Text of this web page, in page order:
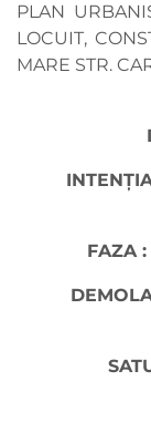
PLAN
LOCUIT,
MARE STR.
FAZA